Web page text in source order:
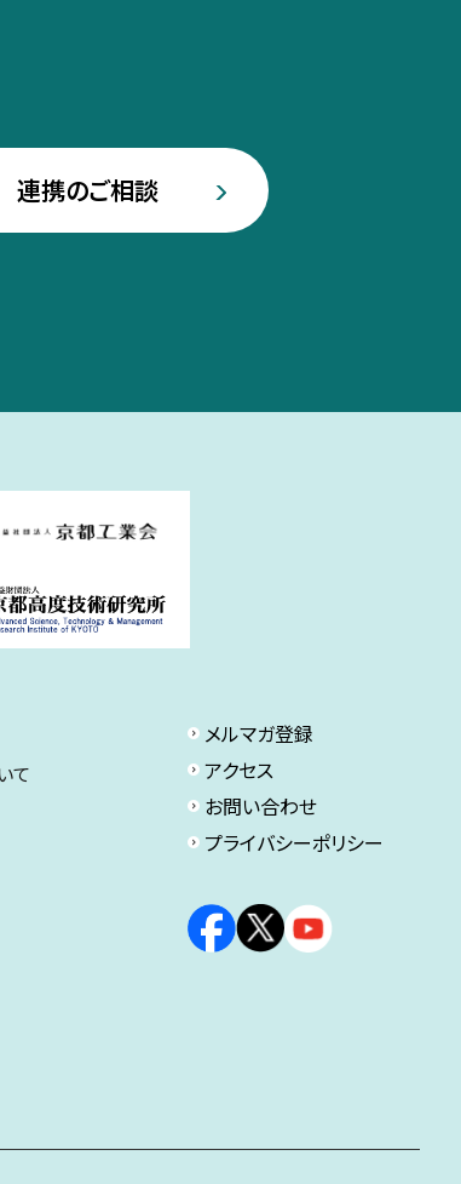
連携のご相談
て
メルマガ登録
アクセス
お問い合わせ
プライバシーポリシー